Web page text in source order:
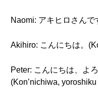
Naomi: アキヒロさん
Akihiro: こんにちは。
Peter: こんにちは、よ
(Kon’nichiwa,